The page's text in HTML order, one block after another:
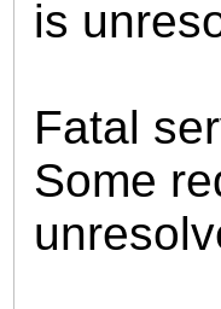
is
Fatal
Some